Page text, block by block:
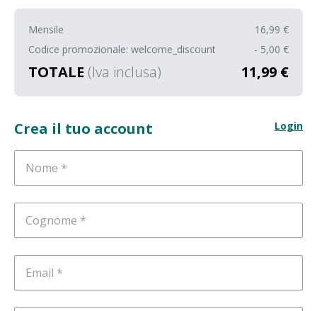
Crea il tuo account Login
Nome
Cognome
Email
Mensile
16,99 €
Codice promozionale: welcome_discount
- 5,00 €
TOTALE (Iva inclusa) 11,99 €